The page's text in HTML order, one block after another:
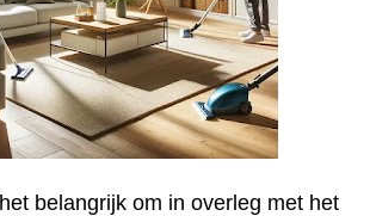
belangrijk om in overleg met het